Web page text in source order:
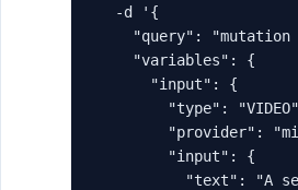
  -d '{
"query": "mutation
    "variables": {
      "input": {
"type":
"provider":
        "input": {
"text": "A